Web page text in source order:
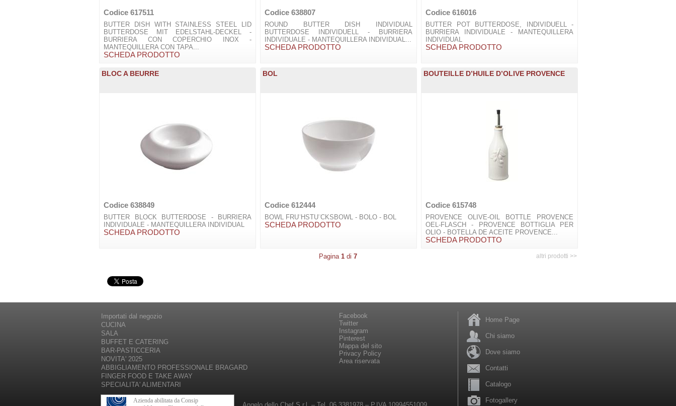
Codice 617511
BUTTER DISH WITH STAINLESS STEEL LID
BUTTERDOSE MIT EDELSTAHL-DECKEL -
BURRIERA CON COPERCHIO INOX -
MANTEQUILLERA CON TAPA...
SCHEDA PRODOTTO
Codice 638807
ROUND BUTTER DISH INDIVIDUAL
BUTTERDOSE INDIVIDUELL - BURRIERA
INDIVIDUALE - MANTEQUILLERA INDIVIDUAL...
SCHEDA PRODOTTO
Codice 616016
BUTTER POT BUTTERDOSE, INDIVIDUELL -
BURRIERA INDIVIDUALE - MANTEQUILLERA
INDIVIDUAL
SCHEDA PRODOTTO
BLOC A BEURRE
Codice 638849
BUTTER BLOCK BUTTERDOSE - BURRIERA
INDIVIDUALE - MANTEQUILLERA INDIVIDUAL
SCHEDA PRODOTTO
BOL
Codice 612444
BOWL FRU¨HSTU¨CKSBOWL - BOLO - BOL
SCHEDA PRODOTTO
BOUTEILLE D’HUILE D’OLIVE PROVENCE
Codice 615748
PROVENCE OLIVE-OIL BOTTLE PROVENCE
OEL-FLASCH - PROVENCE BOTTIGLIA PER
OLIO - BOTELLA DE ACEITE PROVENCE...
SCHEDA PRODOTTO
Pagina 1 di 7 altri prodotti >>
Importati dal negozio
CUCINA
SALA
BUFFET E CATERING
BAR-PASTICCERIA
NOVITA' 2025
ABBIGLIAMENTO PROFESSIONALE BRAGARD
FINGER FOOD E TAKE AWAY
SPECIALITA' ALIMENTARI
Facebook
Twitter
Instagram
Pinterest
Mappa del sito
Privacy Policy
Area riservata
Home Page
Chi siamo
Dove siamo
Contatti
Catalogo
Fotogallery
Azienda abilitata da Consip